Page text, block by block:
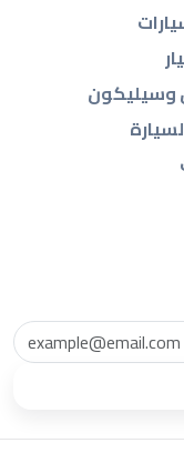
وسيليكون